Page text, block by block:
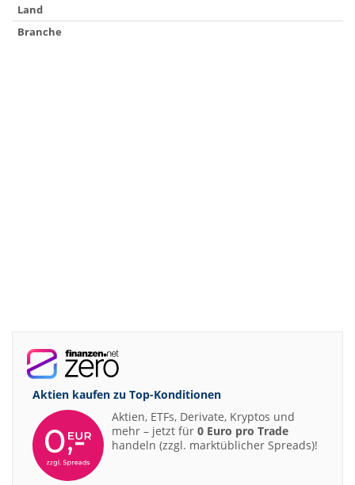
Land
Branche
Aktien kaufen zu Top-Konditionen
Aktien, ETFs, Derivate, Kryptos und
mehr – jetzt für 0 Euro pro Trade
handeln (zzgl. marktüblicher Spreads)!